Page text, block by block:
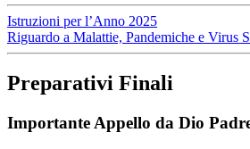
Istruzioni per l’Anno 2025
Riguardo a Malattie, Pandemiche e Virus
Preparativi Finali
Importante Appello da Dio